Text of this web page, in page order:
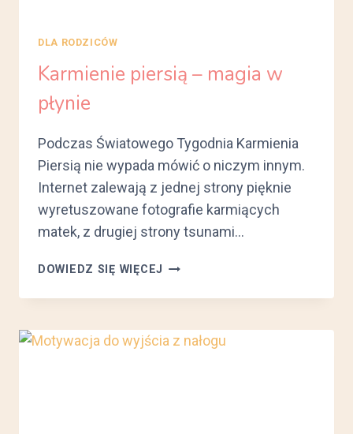
DLA RODZICÓW
Karmienie piersią – magia w
płynie
Podczas Światowego Tygodnia Karmienia
Piersią nie wypada mówić o niczym innym.
Internet zalewają z jednej strony pięknie
wyretuszowane fotografie karmiących
matek, z drugiej strony tsunami…
DOWIEDZ SIĘ WIĘCEJ KARMIENIE
–
W